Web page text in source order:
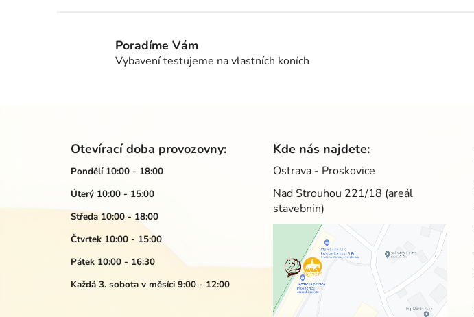
Poradíme Vám
Vybavení testujeme na vlastních koních
Otevírací doba provozovny:
Pondělí 10:00 - 18:00
Úterý 10:00 - 15:00
Středa 10:00 - 18:00
Čtvrtek 10:00 - 15:00
Pátek 10:00 - 16:30
Každá 3. sobota v měsíci 9:00 - 12:00
Kde nás najdete:
Ostrava - Proskovice
Nad Strouhou 221/18 (areál
stavebnin)